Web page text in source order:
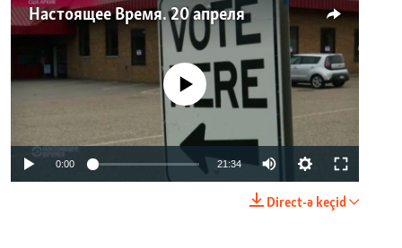
Настоящее Время. 20 апреля
No media source currently available
0:00 21:34
Direct-ə keçid